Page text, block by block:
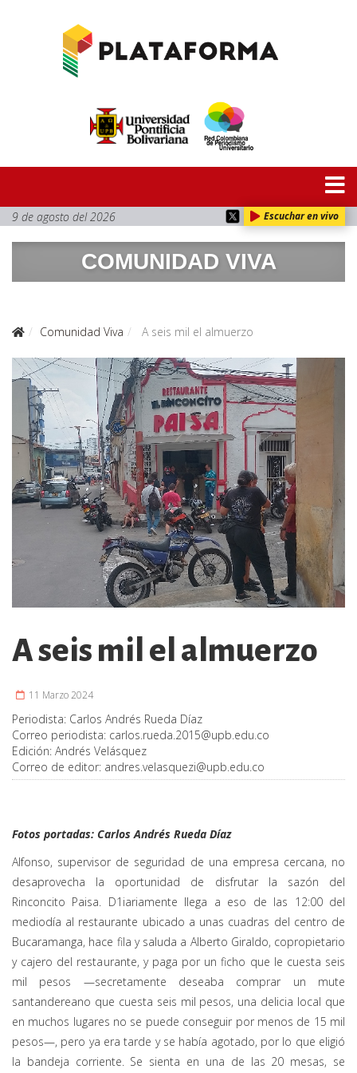
9 de agosto del 2026 Escuchar en vivo
COMUNIDAD VIVA
Comunidad Viva A seis mil el almuerzo
A seis mil el almuerzo
11 Marzo 2024
Periodista: Carlos Andrés Rueda Díaz
Correo periodista: carlos.rueda.2015@upb.edu.co
Edición: Andrés Velásquez
Correo de editor: andres.velasquezi@upb.edu.co
Fotos portadas: Carlos Andrés Rueda Díaz
Alfonso, supervisor de seguridad de una empresa cercana, no
desaprovecha la oportunidad de disfrutar la sazón del
Rinconcito Paisa. D1iariamente llega a eso de las 12:00 del
mediodía al restaurante ubicado a unas cuadras del centro de
Bucaramanga, hace fila y saluda a Alberto Giraldo, copropietario
y cajero del restaurante, y paga por un ficho que le cuesta seis
mil pesos —secretamente deseaba comprar un mute
santandereano que cuesta seis mil pesos, una delicia local que
en muchos lugares no se puede conseguir por menos de 15 mil
pesos—, pero ya era tarde y se había agotado, por lo que eligió
la bandeja corriente. Se sienta en una de las 20 mesas, se